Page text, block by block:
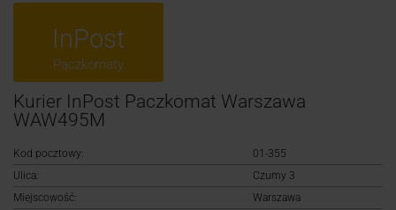
InPost
Paczkomaty
Kurier InPost Paczkomat Warszawa
WAW495M
Kod pocztowy:
01-355
Ulica:
Czumy 3
Miejscowość:
Warszawa